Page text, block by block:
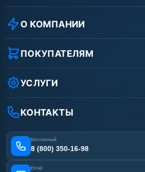
О КОМПАНИИ
О компании
Реквизиты ООО «Шоп АВД»
Условия соглашения
Вакансии
Статьи
ПОКУПАТЕЛЯМ
Как заказать?
Оплата
Лизинг
Получить скидку
УСЛУГИ
Ремонт АВД
Сертификаты
Отзывы наших клиентов
Карта сайта
КОНТАКТЫ
Бесплатный
8 (800) 350-16-98
Email